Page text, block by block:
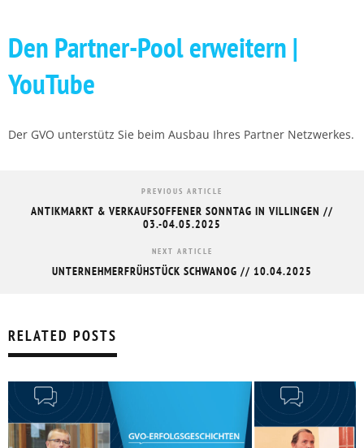
Den Partner-Pool erweitern |
YouTube
Der GVO unterstütz Sie beim Ausbau Ihres Partner Netzwerkes.
PREVIOUS ARTICLE
ANTIKMARKT & VERKAUFSOFFENER SONNTAG IN VILLINGEN //
03.-04.05.2025
NEXT ARTICLE
UNTERNEHMERFRÜHSTÜCK SCHWANOG // 10.04.2025
RELATED POSTS